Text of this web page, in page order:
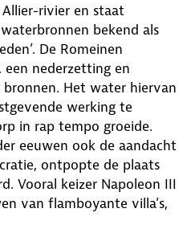
rivier en staat
bekend als
De Romeinen
een nederzetting en
Het water hiervan
werking te
in rap tempo groeide.
eeuwen ook de aandacht
ontpopte de plaats
Vooral keizer Napoleon III
van flamboyante villa’s,